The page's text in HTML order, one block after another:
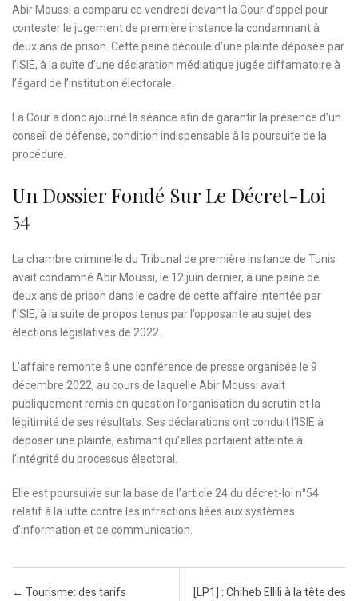
Abir Moussi a comparu ce vendredi devant la Cour d’appel pour
contester le jugement de première instance la condamnant à
deux ans de prison. Cette peine découle d’une plainte déposée par
l’ISIE, à la suite d’une déclaration médiatique jugée diffamatoire à
l’égard de l’institution électorale.
La Cour a donc ajourné la séance afin de garantir la présence d’un
conseil de défense, condition indispensable à la poursuite de la
procédure.
Un Dossier Fondé Sur Le Décret-Loi
54
La chambre criminelle du Tribunal de première instance de Tunis
avait condamné Abir Moussi, le 12 juin dernier, à une peine de
deux ans de prison dans le cadre de cette affaire intentée par
l’ISIE, à la suite de propos tenus par l’opposante au sujet des
élections législatives de 2022.
L’affaire remonte à une conférence de presse organisée le 9
décembre 2022, au cours de laquelle Abir Moussi avait
publiquement remis en question l’organisation du scrutin et la
légitimité de ses résultats. Ses déclarations ont conduit l’ISIE à
déposer une plainte, estimant qu’elles portaient atteinte à
l’intégrité du processus électoral.
Elle est poursuivie sur la base de l’article 24 du décret-loi n°54
relatif à la lutte contre les infractions liées aux systèmes
d’information et de communication.
Post navigation
← Tourisme: des tarifs
[LP1] : Chiheb Ellili à la tête des